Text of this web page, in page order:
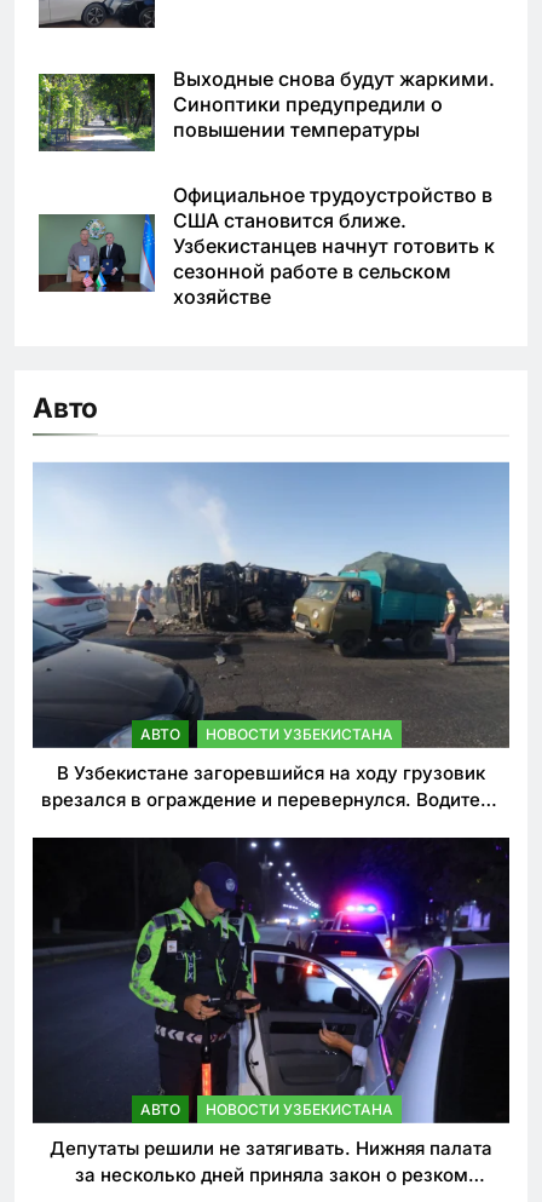
Выходные снова будут жаркими.
Синоптики предупредили о
повышении температуры
Официальное трудоустройство в
США становится ближе.
Узбекистанцев начнут готовить к
сезонной работе в сельском
хозяйстве
Авто
АВТО НОВОСТИ УЗБЕКИСТАНА
В Узбекистане загоревшийся на ходу грузовик
врезался в ограждение и перевернулся. Водитель
АВТО НОВОСТИ УЗБЕКИСТАНА
Депутаты решили не затягивать. Нижняя палата
за несколько дней приняла закон о резком